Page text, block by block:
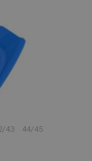
43 44/45